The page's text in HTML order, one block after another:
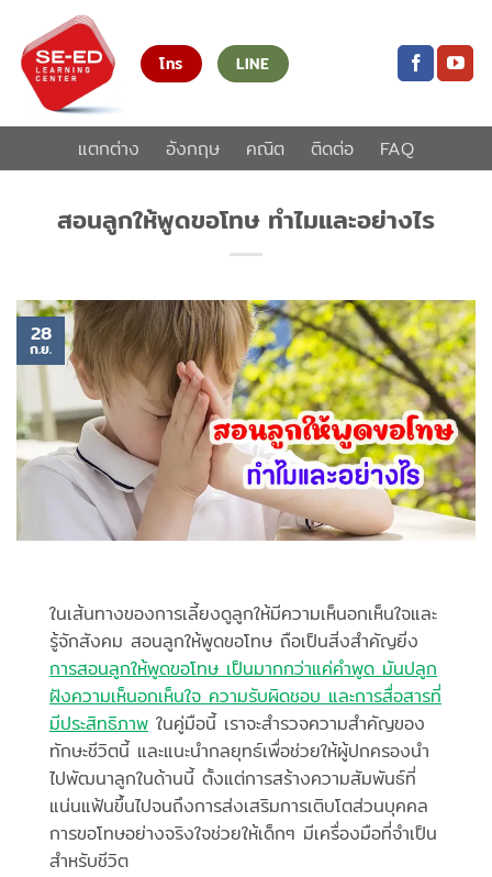
ยัง
เนื้อหา
โทร LINE
แตกต่าง อังกฤษ คณิต ติดต่อ FAQ
สอนลูกให้พูดขอโทษ ทำไมและอย่างไร
28
ก.ย.
ในเส้นทางของการเลี้ยงดูลูกให้มีความเห็นอกเห็นใจและ
รู้จักสังคม สอนลูกให้พูดขอโทษ ถือเป็นสิ่งสำคัญยิ่ง
การสอนลูกให้พูดขอโทษ เป็นมากกว่าแค่คำพูด มันปลูก
ฝังความเห็นอกเห็นใจ ความรับผิดชอบ และการสื่อสารที่
มีประสิทธิภาพ ในคู่มือนี้ เราจะสำรวจความสำคัญของ
ทักษะชีวิตนี้ และแนะนำกลยุทธ์เพื่อช่วยให้ผู้ปกครองนำ
ไปพัฒนาลูกในด้านนี้ ตั้งแต่การสร้างความสัมพันธ์ที่
แน่นแฟ้นขึ้นไปจนถึงการส่งเสริมการเติบโตส่วนบุคคล
การขอโทษอย่างจริงใจช่วยให้เด็กๆ มีเครื่องมือที่จำเป็น
สำหรับชีวิต